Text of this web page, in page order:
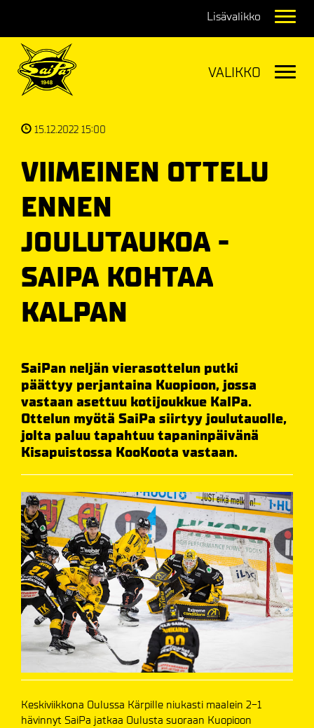
15.12.2022 15:00
VIIMEINEN OTTELU
ENNEN
JOULUTAUKOA -
SAIPA KOHTAA
KALPAN
SaiPan neljän vierasottelun putki
päättyy perjantaina Kuopioon, jossa
vastaan asettuu kotijoukkue KalPa.
Ottelun myötä SaiPa siirtyy joulutauolle,
jolta paluu tapahtuu tapaninpäivänä
Kisapuistossa KooKoota vastaan.
Keskiviikkona Oulussa Kärpille niukasti maalein 2-1
hävinnyt SaiPa jatkaa Oulusta suoraan Kuopioon